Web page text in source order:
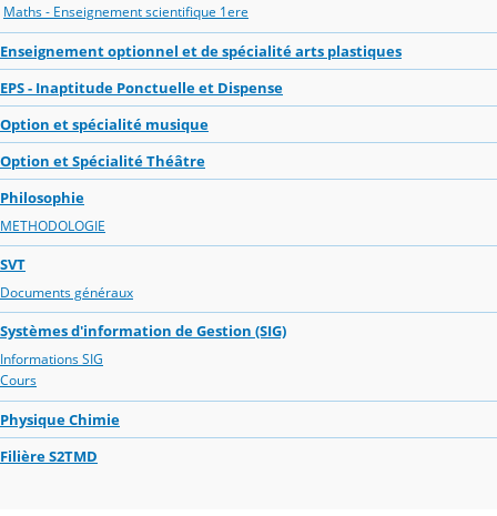
Maths - Enseignement scientifique 1ere
Enseignement optionnel et de spécialité arts plastiques
EPS - Inaptitude Ponctuelle et Dispense
Option et spécialité musique
Option et Spécialité Théâtre
Philosophie
METHODOLOGIE
SVT
Documents généraux
Systèmes d'information de Gestion (SIG)
Informations SIG
Cours
Physique Chimie
Filière S2TMD